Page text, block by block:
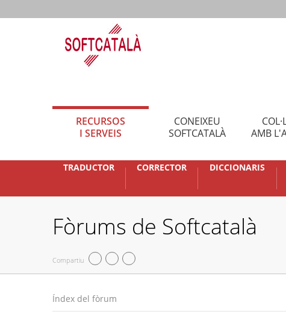
RECURSOS
I SERVEIS
CONEIXEU
SOFTCATALÀ
AMB
TRADUCTOR CORRECTOR DICCIONARIS
Fòrums de Softcatalà
Compartiu
Índex del fòrum